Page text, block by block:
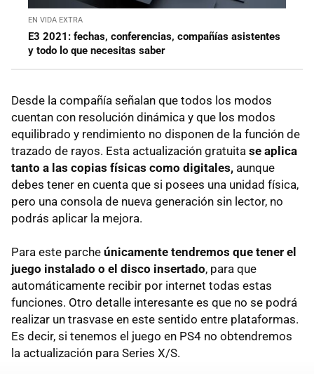
EN VIDA EXTRA
E3 2021: fechas, conferencias, compañías asistentes
y todo lo que necesitas saber
Desde la compañía señalan que todos los modos
cuentan con resolución dinámica y que los modos
equilibrado y rendimiento no disponen de la función de
trazado de rayos. Esta actualización gratuita se aplica
tanto a las copias físicas como digitales, aunque
debes tener en cuenta que si posees una unidad física,
pero una consola de nueva generación sin lector, no
podrás aplicar la mejora.
Para este parche únicamente tendremos que tener el
juego instalado o el disco insertado, para que
automáticamente recibir por internet todas estas
funciones. Otro detalle interesante es que no se podrá
realizar un trasvase en este sentido entre plataformas.
Es decir, si tenemos el juego en PS4 no obtendremos
la actualización para Series X/S.